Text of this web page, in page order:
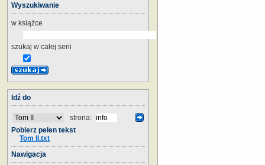
Wyszukiwanie
w książce
szukaj w całej serii
Idź do
strona:
Pobierz pełen tekst
Tom II.txt
Nawigacja